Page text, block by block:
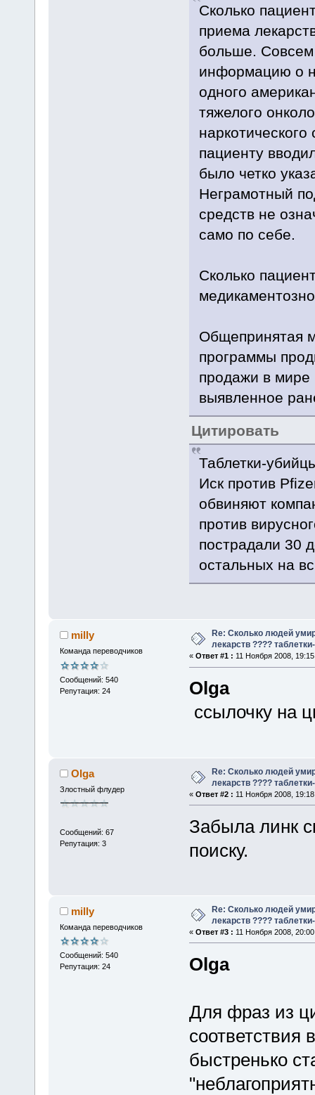
Сколько
приема
больше.
информацию о
одного
тяжелого
пациенту
было четко
Неграмотный
средств не
само по себе.
Сколько
Общепринятая
программы
продажи в
выявленное
Цитировать
Таблетки-
Иск против
обвиняют
против
пострадали 30
остальных на
milly
Команда переводчиков
Сообщений: 540
Репутация: 24
Re: Сколько людей
лекарств ????
« Ответ #1 : 11 Ноября 2008,
Olga
ссылочку на
Olga
Злостный флудер
Сообщений: 67
Репутация: 3
Re: Сколько людей
лекарств ????
« Ответ #2 : 11 Ноября 2008,
Забыла линк
поиску.
milly
Команда переводчиков
Сообщений: 540
Репутация: 24
Re: Сколько людей
лекарств ????
« Ответ #3 : 11 Ноября 2008,
Olga
Для фраз из
быстренько